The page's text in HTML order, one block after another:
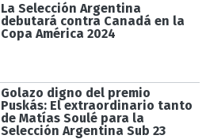
La Selección Argentina
debutará contra Canadá en la
Copa América 2024
Golazo digno del premio
Puskás: El extraordinario tanto
de Matías Soulé para la
Selección Argentina Sub 23